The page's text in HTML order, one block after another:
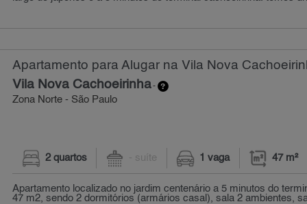
Apartamento para Alugar na Vila Nova
Vila Nova Cachoeirinha-
Zona Norte - São Paulo
2 quartos - suíte 1 vaga 47 m²
Apartamento localizado no jardim centenário a 5 minutos do
47 m2, sendo 2 dormitórios (armários casal), sala 2 ambientes,